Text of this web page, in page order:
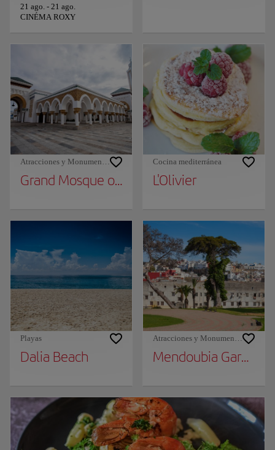
21 ago. - 21 ago.
CINÉMA ROXY
Atracciones y Monumentos
Grand Mosque of Tangier
Cocina mediterránea
L'Olivier
Playas
Dalia Beach
Atracciones y Monumentos
Mendoubia Gardens